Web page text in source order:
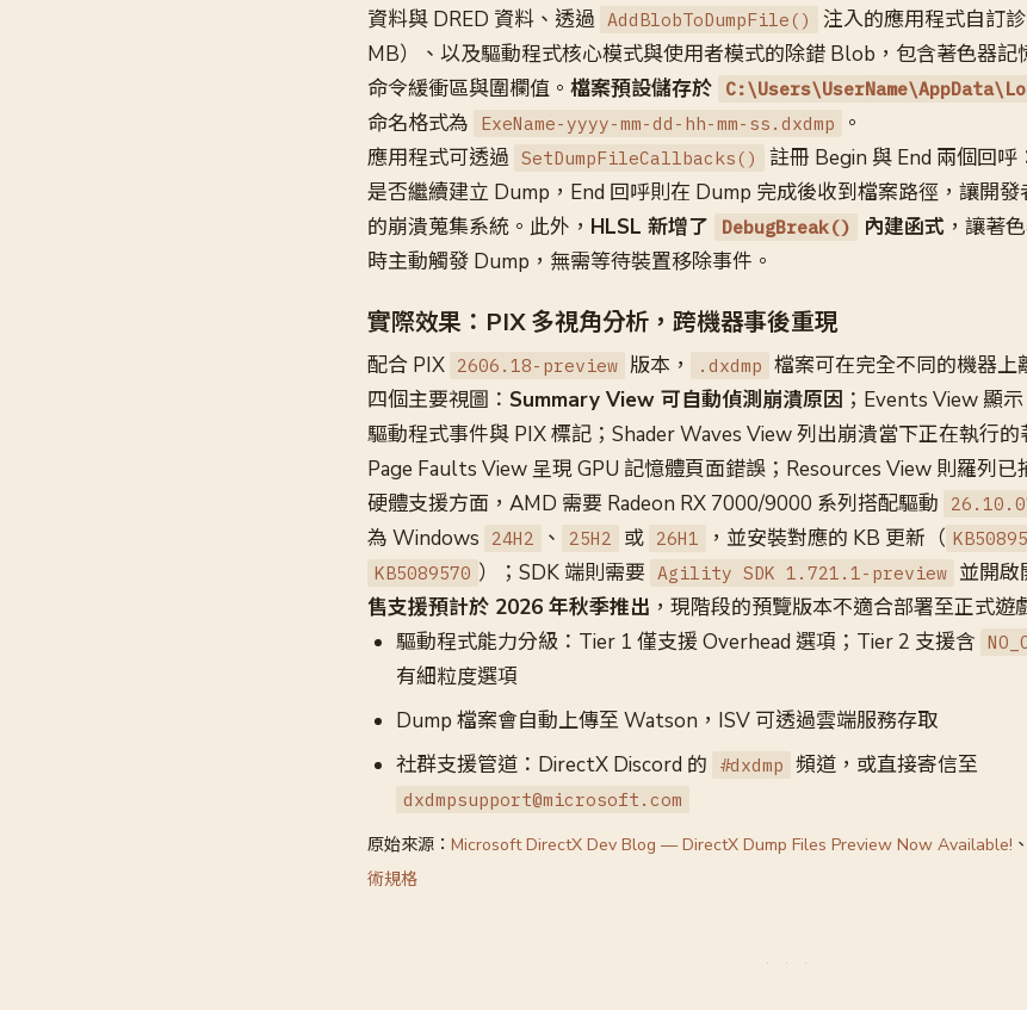
資料與 DRED 資料、透過 AddBlobToDumpFile()
注入的應用程式自訂
MB）、以及驅動程式核心模式與使用者模式的除錯 Blob，包含著色器記
命令緩衝區與圍欄值。 檔案預設儲存於
命名格式為
ExeName-yyyy-mm-dd-hh-mm-ss.dxdmp
。
應用程式可透過 SetDumpFileCallbacks()
註冊 Begin 與 End 兩個回
是否繼續建立 Dump，End 回呼則在 Dump 完成後收到檔案路徑，讓開
的崩潰蒐集系統。此外， HLSL 新增了 DebugBreak() 內建函式 ，讓著
時主動觸發 Dump，無需等待裝置移除事件。
實際效果：PIX 多視角分析，跨機器事後重現
配合 PIX 2606.18-preview 版本， .dxdmp 檔案可在完全不同的機器上
四個主要視圖： Summary View 可自動偵測崩潰原因 ；Events View 顯
驅動程式事件與 PIX 標記；Shader Waves View 列出崩潰當下正在執行的
Page Faults View 呈現 GPU 記憶體頁面錯誤；Resources View 則羅列已
硬體支援方面，AMD 需要 Radeon RX 7000/9000 系列搭配驅動
為 Windows
24H2 、 25H2 或 26H1 ，並安裝對應的 KB 更新（
KB5089570 ）；SDK 端則需要 Agility SDK 1.721.1-preview 並開啟
售支援預計於 2026 年秋季推出 ，現階段的預覽版本不適合部署至正式遊
驅動程式能力分級：Tier 1 僅支援 Overhead 選項；Tier 2 支援含
有細粒度選項
Dump 檔案會自動上傳至 Watson，ISV 可透過雲端服務存取
社群支援管道：DirectX Discord 的
#dxdmp 頻道，或直接寄信至
dxdmpsupport@microsoft.com
原始來源： Microsoft DirectX Dev Blog — DirectX Dump Files Preview Now Available! 、
術規格